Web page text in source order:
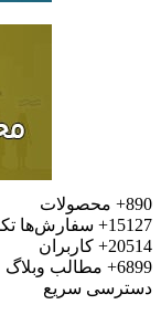
محصولات
سفارش‌ها تکمیل
کاربران
مطالب وبلاگ
سریع